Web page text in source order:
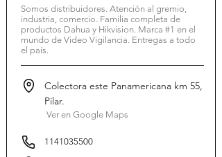
Somos distribuidores. Atención al gremio,
industria, comercio. Familia completa de
productos Dahua y Hikvision. Marca #1 en el
mundo de Video Vigilancia. Entregas a todo
el país.
Colectora este Panamericana km 55,
Pilar.
Ver en Google Maps
1141035500